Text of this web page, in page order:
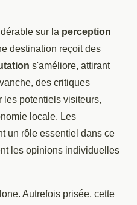
sur la perception
destination reçoit des
s'améliore, attirant
des critiques
les potentiels visiteurs,
locale. Les
un rôle essentiel dans ce
les opinions individuelles
Autrefois prisée, cette